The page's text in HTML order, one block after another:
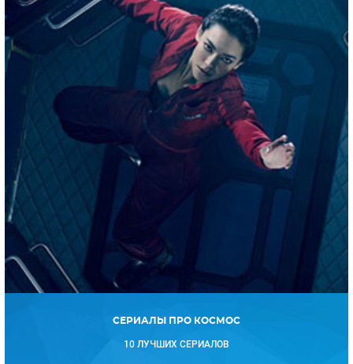
СЕРИАЛЫ ПРО КОСМОС
10 ЛУЧШИХ СЕРИАЛОВ